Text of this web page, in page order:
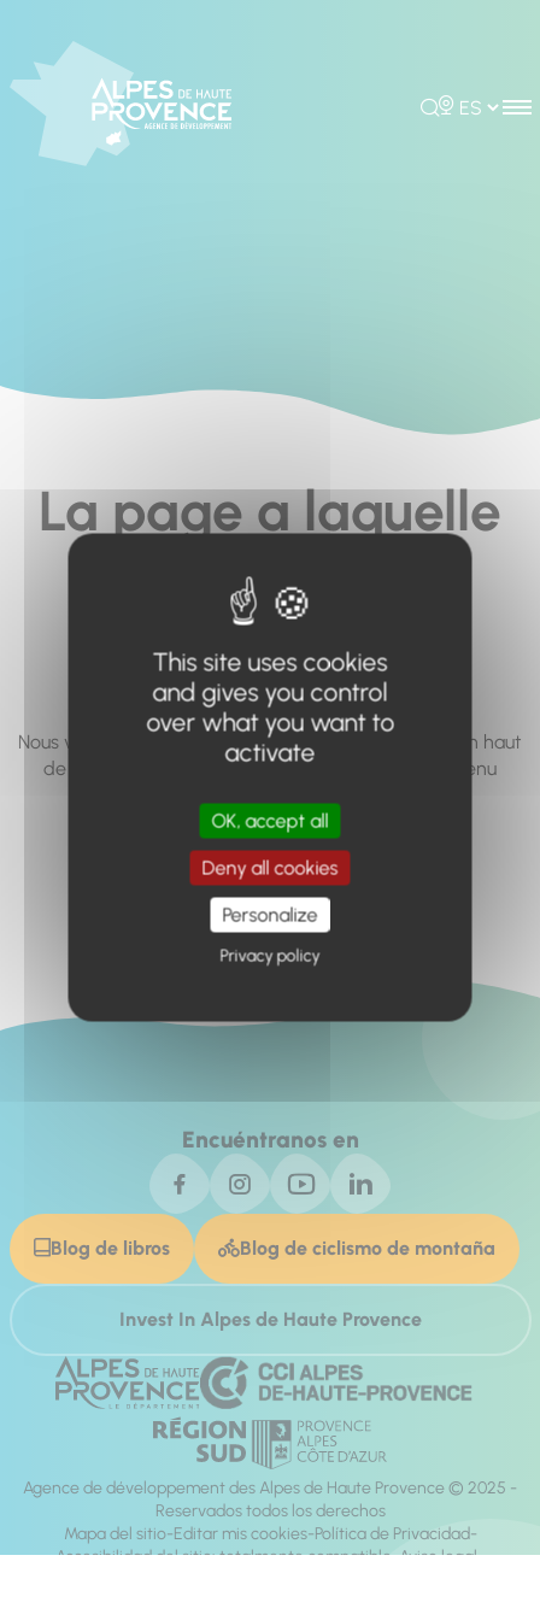
Rechercher
Choisir la
La page a laquelle
vous cherchez à
accéder n'existe
pas... ou plus.
Nous vous invitons à utiliser le moteur de recherche en haut
de page, ou à utiliser le menu pour trouver le contenu
Retour à l'accueil
Encuéntranos en
Blog de libros Blog de ciclismo de montaña
Invest In Alpes de Haute Provence
Agence de développement des Alpes de Haute Provence © 2025 -
Reservados todos los derechos
Mapa del sitio Editar mis cookies Política de Privacidad
Accesibilidad del sitio: totalmente compatible Aviso legal
This site uses cookies
and gives you control
over what you want to
activate
OK, accept all
Deny all cookies
Personalize
Privacy policy